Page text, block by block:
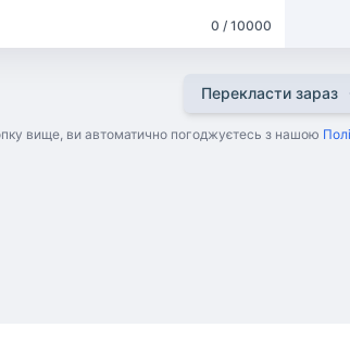
0 / 10000
Перекласти зараз
вище, ви автоматично погоджуєтесь з нашою